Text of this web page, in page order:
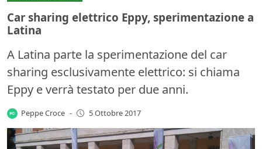
Car sharing elettrico Eppy, sperimentazione a
Latina
A Latina parte la sperimentazione del car
sharing esclusivamente elettrico: si chiama
Eppy e verrà testato per due anni.
Peppe Croce - 5 Ottobre 2017